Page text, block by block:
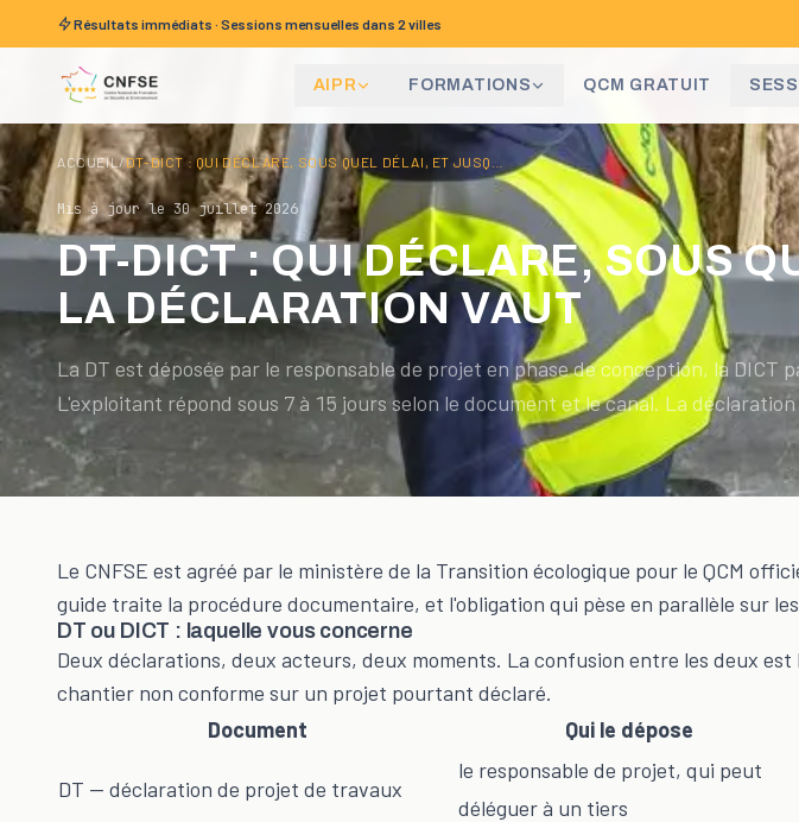
Aller au contenuRésultats immédiats · Sessions mensuelles dans 2 villes
AIPR FORMATIONS QCM GRATUIT
ACCUEIL/
Mis à jour le30 juillet 2026
DT-DICT : QUI DÉCLARE, SOUS
LA DÉCLARATION VAUT
La DT est déposée par le responsable de projet en phase de conception, la
L'exploitant répond sous 7 à 15 jours selon le document et le canal. La
Le CNFSE est agréé par le ministère de la Transition écologique pour le QCM
guide traite la procédure documentaire, et l'obligation qui pèse en parallèle sur
DT ou DICT : laquelle vous concerne
Deux déclarations, deux acteurs, deux moments. La confusion entre les deux est
chantier non conforme sur un projet pourtant déclaré.
Document
Qui le dépose
DT — déclaration de projet de travaux
le responsable de projet, qui peut
déléguer à un tiers